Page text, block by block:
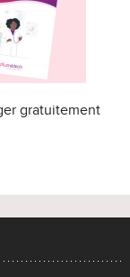
gratuitement